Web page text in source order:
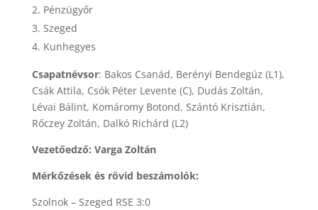
Pénzügyőr
Szeged
Kunhegyes
Csapatnévsor: Bakos Csanád, Berényi Bendegúz (L1),
Csák Attila, Csók Péter Levente (C), Dudás Zoltán,
Lévai Bálint, Komáromy Botond, Szántó Krisztián,
Rőczey Zoltán, Dalkó Richárd (L2)
Vezetőedző: Varga Zoltán
Mérkőzések és rövid beszámolók:
Szolnok – Szeged RSE 3:0